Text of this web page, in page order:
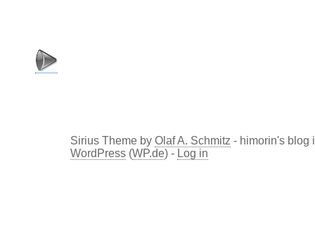
Sirius Theme by Olaf A. Schmitz - himorin's blog
WordPress (WP.de) - Log in